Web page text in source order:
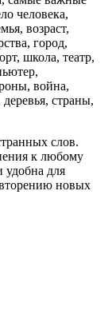
человека,
возраст,
город,
школа, театр,
война,
страны,
слов.
к любому
удобна для
новых